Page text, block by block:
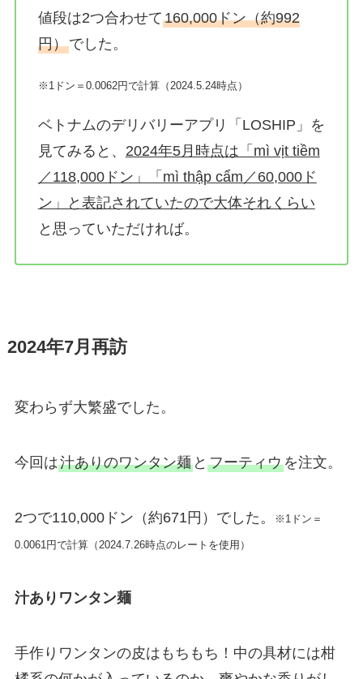
値段は2つ合わせて160,000ドン（約992
円）でした。
※1ドン＝0.0062円で計算（2024.5.24時点）
ベトナムのデリバリーアプリ「LOSHIP」を
見てみると、 2024年5月時点は「mì vịt tiềm
／118,000ドン」「mì thập cẩm／60,000ド
ン」と表記されていたので大体それくらい
と思っていただければ。
2024年7月再訪
変わらず大繁盛でした。
今回は汁ありのワンタン麺と フーティウを注文。
2つで110,000ドン（約671円）でした。 ※1ドン＝
0.0061円で計算（2024.7.26時点のレートを使用）
汁ありワンタン麺
手作りワンタンの皮はもちもち！中の具材には柑